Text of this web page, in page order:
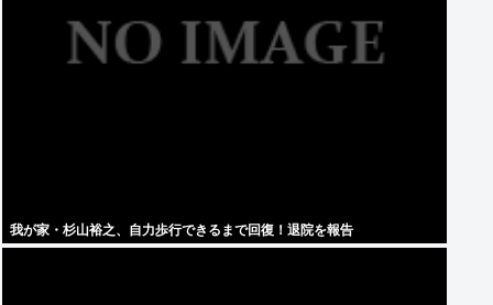
我が家・杉山裕之、自力歩行できるまで回復！退院を報告